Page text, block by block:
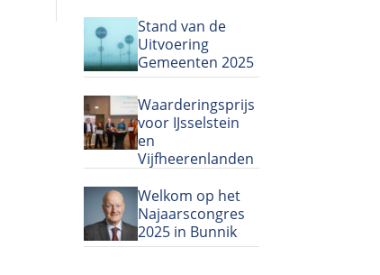
Stand van de
Uitvoering
Gemeenten 2025
Waarderingsprijs
voor IJsselstein
en
Vijfheerenlanden
Welkom op het
Najaarscongres
2025 in Bunnik